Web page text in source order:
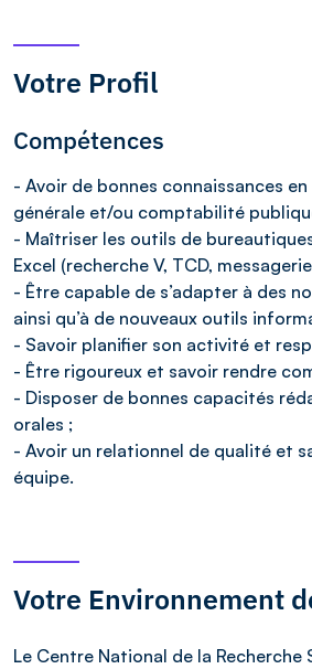
Votre Profil
Compétences
- Avoir de bonnes connaissances
générale et/ou comptabilité
- Maîtriser les outils de
Excel (recherche V, TCD,
- Être capable de s’adapter à des
ainsi qu’à de nouveaux outils
- Savoir planifier son activité et
- Être rigoureux et savoir rendre
- Disposer de bonnes capacités
orales ;
- Avoir un relationnel de qualité et
équipe.
Votre Environnement
Le Centre National de la Recherche